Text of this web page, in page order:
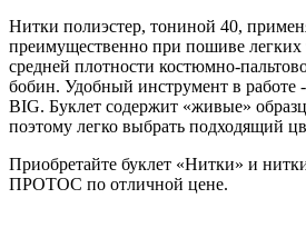
Нитки полиэстер, тониной 40,
преимущественно при пошиве легких
средней плотности костюмно-
бобин. Удобный инструмент в работе
BIG. Буклет содержит «живые»
поэтому легко выбрать подходящий
Приобретайте буклет «Нитки» и
ПРОТОС по отличной цене.